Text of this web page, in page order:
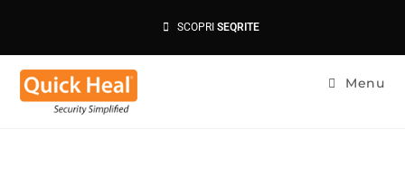
SCOPRI SEQRITE
Menu